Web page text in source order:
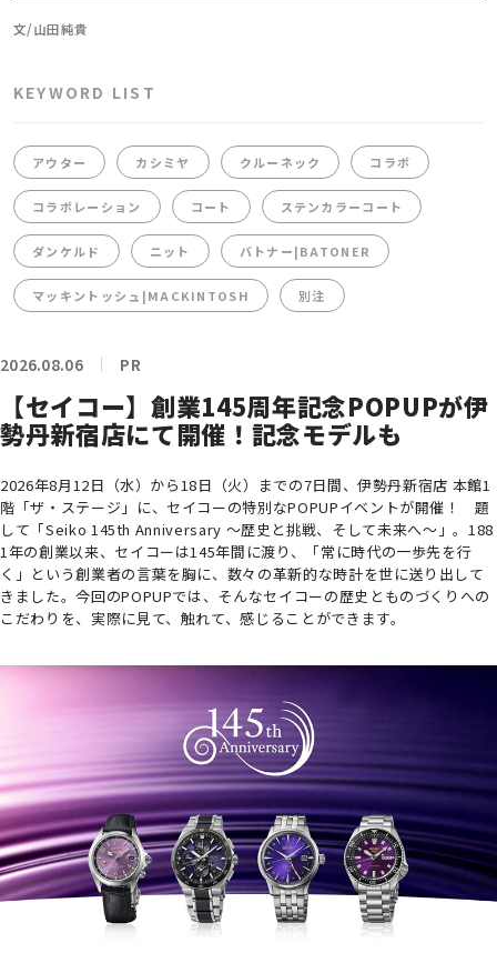
文/山田純貴
KEYWORD LIST
アウター カシミヤ クルーネック コラボ
コラボレーション コート ステンカラーコート
ダンケルド ニット バトナー|BATONER
マッキントッシュ|MACKINTOSH 別注
2026.08.06 PR
【セイコー】創業145周年記念POPUPが伊
勢丹新宿店にて開催！記念モデルも
2026年8月12日（水）から18日（火）までの7日間、伊勢丹新宿店 本館1
階「ザ・ステージ」に、セイコーの特別なPOPUPイベントが開催！ 題
して「Seiko 145th Anniversary ～歴史と挑戦、そして未来へ～」。188
1年の創業以来、セイコーは145年間に渡り、「常に時代の一歩先を行
く」という創業者の言葉を胸に、数々の革新的な時計を世に送り出して
きました。今回のPOPUPでは、そんなセイコーの歴史とものづくりへの
こだわりを、実際に見て、触れて、感じることができます。